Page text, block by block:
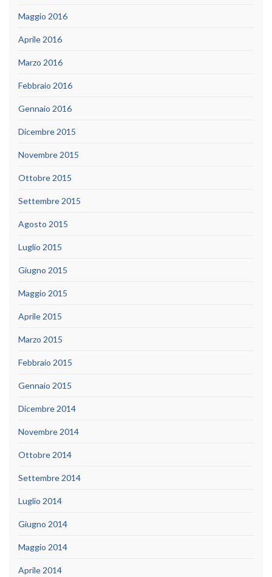
Maggio 2016
Aprile 2016
Marzo 2016
Febbraio 2016
Gennaio 2016
Dicembre 2015
Novembre 2015
Ottobre 2015
Settembre 2015
Agosto 2015
Luglio 2015
Giugno 2015
Maggio 2015
Aprile 2015
Marzo 2015
Febbraio 2015
Gennaio 2015
Dicembre 2014
Novembre 2014
Ottobre 2014
Settembre 2014
Luglio 2014
Giugno 2014
Maggio 2014
Aprile 2014